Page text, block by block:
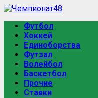
Футбол
Хоккей
Единоборства
Футзал
Волейбол
Баскетбол
Прочие
Ставки